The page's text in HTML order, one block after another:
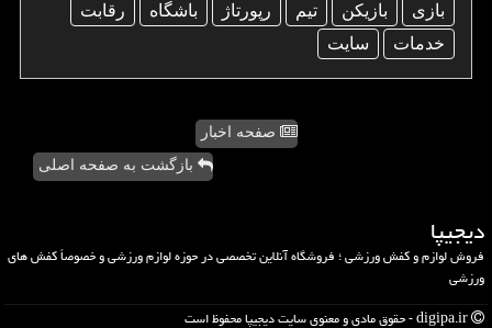
بازی بازیكن تیم رپورتاژ باشگاه
رقابت
خدمات
سایت
صفحه اخبار
بازگشت به صفحه اصلی
دیجیپا
فروش لوازم و کفش ورزشی ؛ فروشگاه آنلاین تخصصی در حوزه لوازم ورزشی و خصوصاً کفش های
ورزشی